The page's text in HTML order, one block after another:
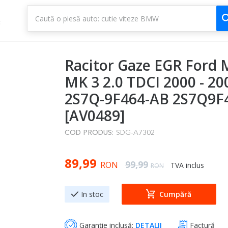
Racitor Gaze EGR Ford
MK 3 2.0 TDCI 2000 -
2S7Q-9F464-AB
[AV0489]
COD PRODUS: SDG-A7302
Special Price
89,99 RON Regular Price
99,99 RON TVA inclus
In stoc Cumpără
Garanție inclusă: DETALII Factură